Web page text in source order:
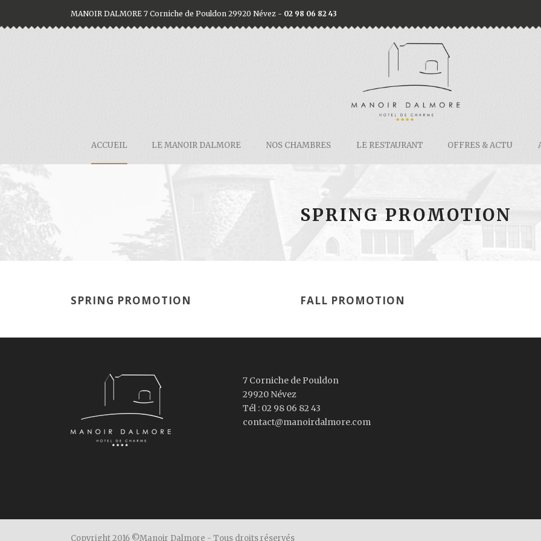
MANOIR DALMORE 7 Corniche de Pouldon 29920 Névez - 02 98 06 82 43
ACCUEIL LE MANOIR DALMORE NOS CHAMBRES LE RESTAURANT OFFRES & ACTU
SPRING PROMOTION
SPRING PROMOTION FALL PROMOTION
7 Corniche de Pouldon
29920 Névez
Tél : 02 98 06 82 43
contact@manoirdalmore.com
Copyright 2016 ©Manoir Dalmore - Tous droits réservés